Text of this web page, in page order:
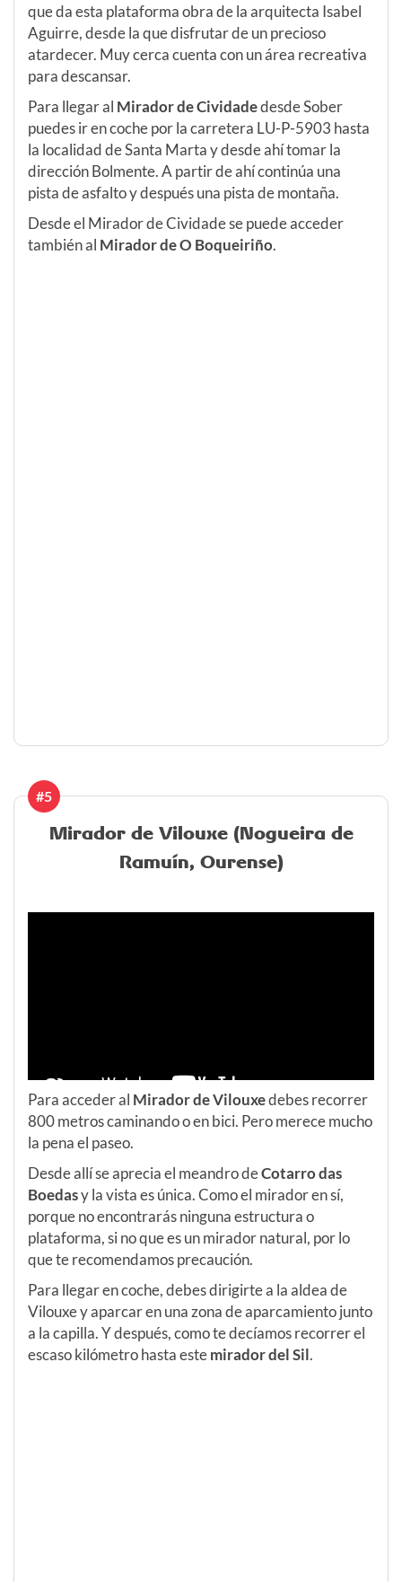
que da esta plataforma obra de la arquitecta Isabel
Aguirre, desde la que disfrutar de un precioso
atardecer. Muy cerca cuenta con un área recreativa
para descansar.
Para llegar al Mirador de Cividadedesde Sober
puedes ir en coche por la carretera LU-P-5903 hasta
la localidad de Santa Marta y desde ahí tomar la
dirección Bolmente. A partir de ahí continúa una
pista de asfalto y después una pista de montaña.
Desde el Mirador de Cividade se puede acceder
también al Mirador de O Boqueiriño.
#5
Mirador de Vilouxe (Nogueira de
Ramuín, Ourense)
Para acceder al Mirador de Vilouxedebes recorrer
800 metros caminando o en bici. Pero merece mucho
la pena el paseo.
Desde allí se aprecia el meandro deCotarro das
Boedasy la vista es única. Como el mirador en sí,
porque no encontrarás ninguna estructura o
plataforma, si no que es un mirador natural, por lo
que te recomendamos precaución.
Para llegar en coche, debes dirigirte a la aldea de
Vilouxe y aparcar en una zona de aparcamiento junto
a la capilla. Y después, como te decíamos recorrer el
escaso kilómetro hasta estemirador del Sil.